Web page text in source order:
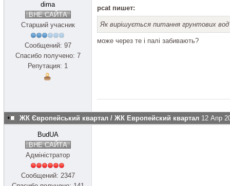
dima
ВНЕ САЙТА
Старший учасник
Сообщений: 97
Спасибо получено: 7
Репутация: 1
pcat пишет:
Як вирішується питання грунтових
може через те і палі забивають?
ЖК Європейський квартал / ЖК Европейский квартал 12 Апр
BudUA
ВНЕ САЙТА
Адміністратор
Сообщений: 2347